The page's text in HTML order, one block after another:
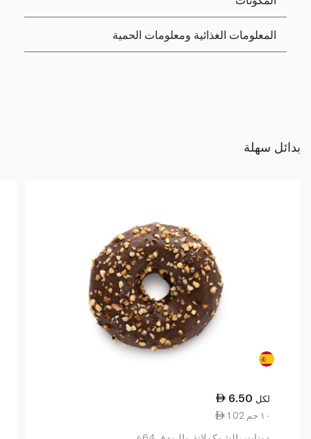
المعلومات الغذائية ومعلومات الحمية
بدائل سهلة
6.50 لكل
1.02 ١٠ جم